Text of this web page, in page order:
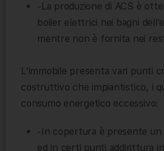
-La produzione di ACS è
boiler elettrici nei bagni
mentre non è fornita nei
L’immobile presenta vari punti
costruttivo che impiantistico, i
consumo energetico eccessivo:
-In copertura è presente un
ed in certi punti addirittura